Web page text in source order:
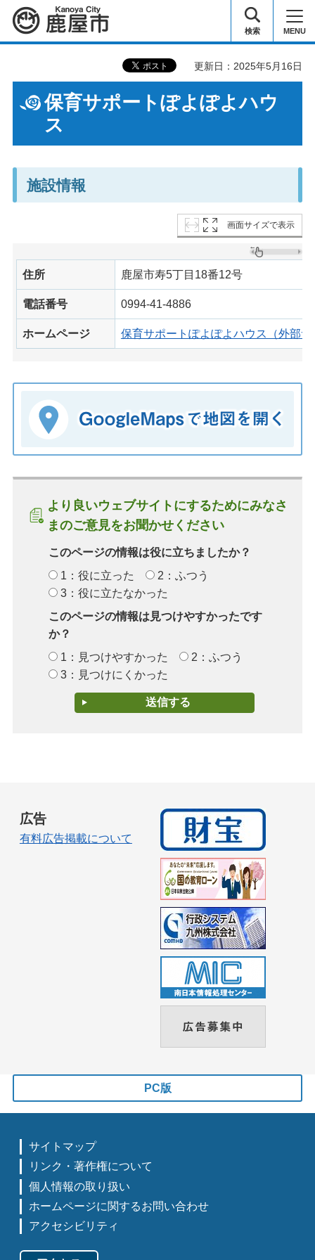
鹿屋市 検索 MENU
更新日：2025年5月16日
保育サポートぽよぽよハウ
ス
施設情報
画面サイズで表示
住所 鹿屋市寿5丁目18番12号
電話番号 0994-41-4886
ホームページ 保育サポートぽよぽよハウス（外部
より良いウェブサイトにするためにみなさ
まのご意見をお聞かせください
このページの情報は役に立ちましたか？
1：役に立った
2：ふつう
3：役に立たなかった
このページの情報は見つけやすかったです
か？
1：見つけやすかった
2：ふつう
3：見つけにくかった
広告
有料広告掲載について
PC版
サイトマップ
リンク・著作権について
個人情報の取り扱い
ホームページに関するお問い合わせ
アクセシビリティ